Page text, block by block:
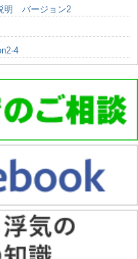
明 バージョン2
4